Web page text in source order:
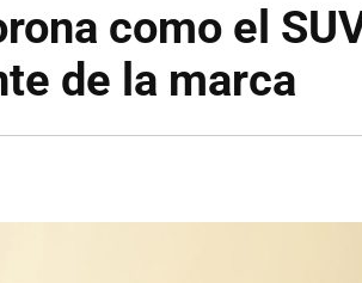
como el
de la marca